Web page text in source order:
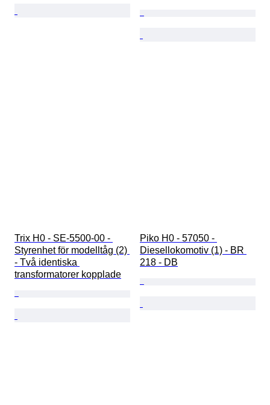
Trix H0 - SE-5500-00 -
Styrenhet för modelltåg (2)
- Två identiska
transformatorer kopplade
Piko H0 - 57050 -
Diesellokomotiv (1) - BR
218 - DB